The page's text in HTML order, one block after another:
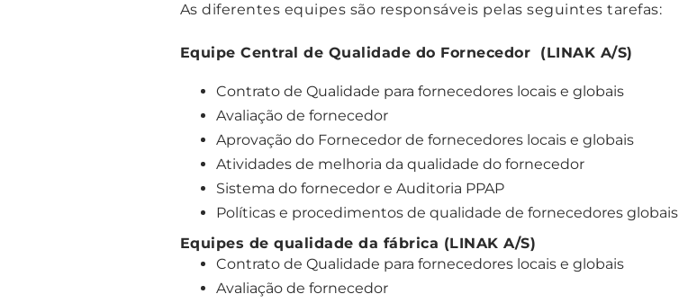
As diferentes equipes são responsáveis pelas seguintes tarefas:
Equipe Central de Qualidade do Fornecedor (LINAK A/S)
Contrato de Qualidade para fornecedores locais e globais
Avaliação de fornecedor
Aprovação do Fornecedor de fornecedores locais e globais
Atividades de melhoria da qualidade do fornecedor
Sistema do fornecedor e Auditoria PPAP
Políticas e procedimentos de qualidade de fornecedores globais
Equipes de qualidade da fábrica (LINAK A/S)
Contrato de Qualidade para fornecedores locais e globais
Avaliação de fornecedor